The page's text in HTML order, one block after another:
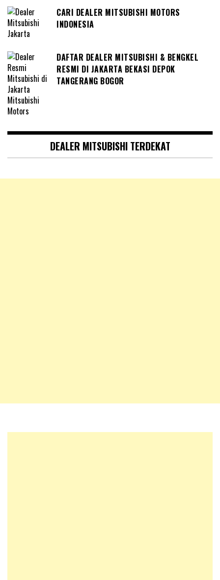
CARI DEALER MITSUBISHI MOTORS
INDONESIA
DAFTAR DEALER MITSUBISHI & BENGKEL
RESMI DI JAKARTA BEKASI DEPOK
TANGERANG BOGOR
DEALER MITSUBISHI TERDEKAT